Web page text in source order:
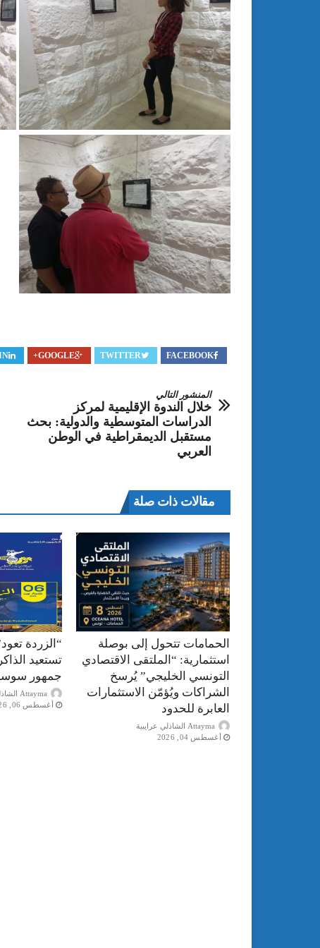
FACEBOOK
TWITTER
GOOGLE+
المنشور التالي
خلال الندوة الإقليمية لمركز
الدراسات المتوسطية والدولية: بحث
مستقبل الديمقراطية في الوطن
العربي
مقالات ذات صلة
“الزردة
تستعيد
جمهور
Attayma الشاذلي عرايبية
أغسطس 06, 2026
الحمامات تتحول إلى بوصلة
استثمارية: “الملتقى الاقتصادي
التونسي الخليجي” يُرسخ
الشراكات ويُؤمّن الاستثمارات
العابرة للحدود
Attayma الشاذلي عرايبية
أغسطس 04, 2026